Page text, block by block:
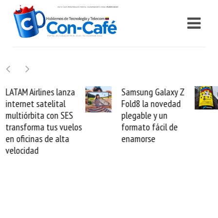
Samsung Galaxy Z
Fold8 la novedad
plegable y un
formato fácil de
enamorse
Cashea levanta 100
millones de dólares y
valida el crédito del
venezolano ante el
mundo